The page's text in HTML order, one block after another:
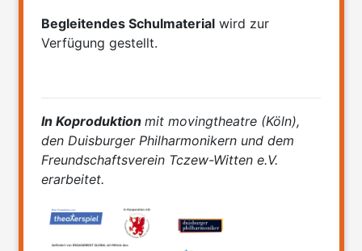
Begleitendes Schulmaterial wird zur
Verfügung gestellt.
InKoproduktionmitmovingtheatre (Köln),
den Duisburger Philharmonikern und dem
Freundschaftsverein Tczew-Witten e.V.
erarbeitet.